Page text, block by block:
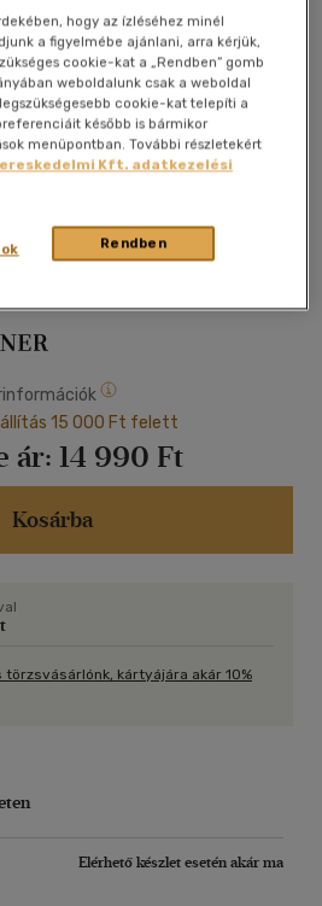
15 000 Ft felett
ár: 14 990 Ft
Kosárba
törzsvásárlónk, kártyájára akár 10%
Elérhető készlet esetén akár ma
hogy az ízléséhez minél
a figyelmébe ajánlani, arra kérjük,
cookie-kat a „Rendben” gomb
weboldalunk csak a weboldal
cookie-kat telepíti a
később is bármikor
menüpontban. További részletekért
Kft. adatkezelési
Rendben